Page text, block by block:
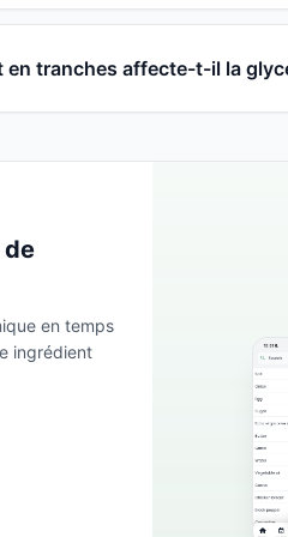
tranches affecte-t-il la
de
en temps
ingrédient